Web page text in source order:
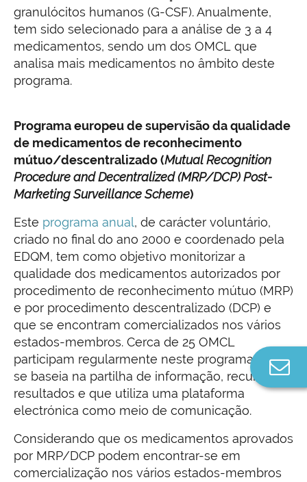
granulócitos humanos (G-CSF). Anualmente,
tem sido selecionado para a análise de 3 a 4
medicamentos, sendo um dos OMCL que
analisa mais medicamentos no âmbito deste
programa.
Programa europeu de supervisão da qualidade
de medicamentos de reconhecimento
mútuo/descentralizado (Mutual Recognition
Procedure and Decentralized (MRP/DCP) Post-
Marketing Surveillance Scheme)
Este programa anual, de carácter voluntário,
criado no final do ano 2000 e coordenado pela
EDQM, tem como objetivo monitorizar a
qualidade dos medicamentos autorizados por
procedimento de reconhecimento mútuo (MRP)
e por procedimento descentralizado (DCP) e
que se encontram comercializados nos vários
estados-membros. Cerca de 25 OMCL
participam regularmente neste programa, que
se baseia na partilha de informação, recursos e
resultados e que utiliza uma plataforma
electrónica como meio de comunicação.
Considerando que os medicamentos aprovados
por MRP/DCP podem encontrar-se em
comercialização nos vários estados-membros